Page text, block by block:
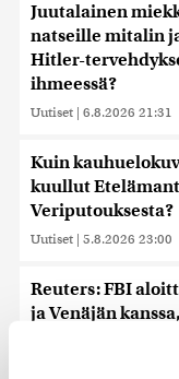
Juutalainen
natseille mitalin
Hitler-
ihmeessä?
Uutiset | 6.8.2026 21:31
Kuin
kuullut
Veriputouksesta?
Uutiset | 5.8.2026 23:00
Reuters: FBI
ja Venäjän